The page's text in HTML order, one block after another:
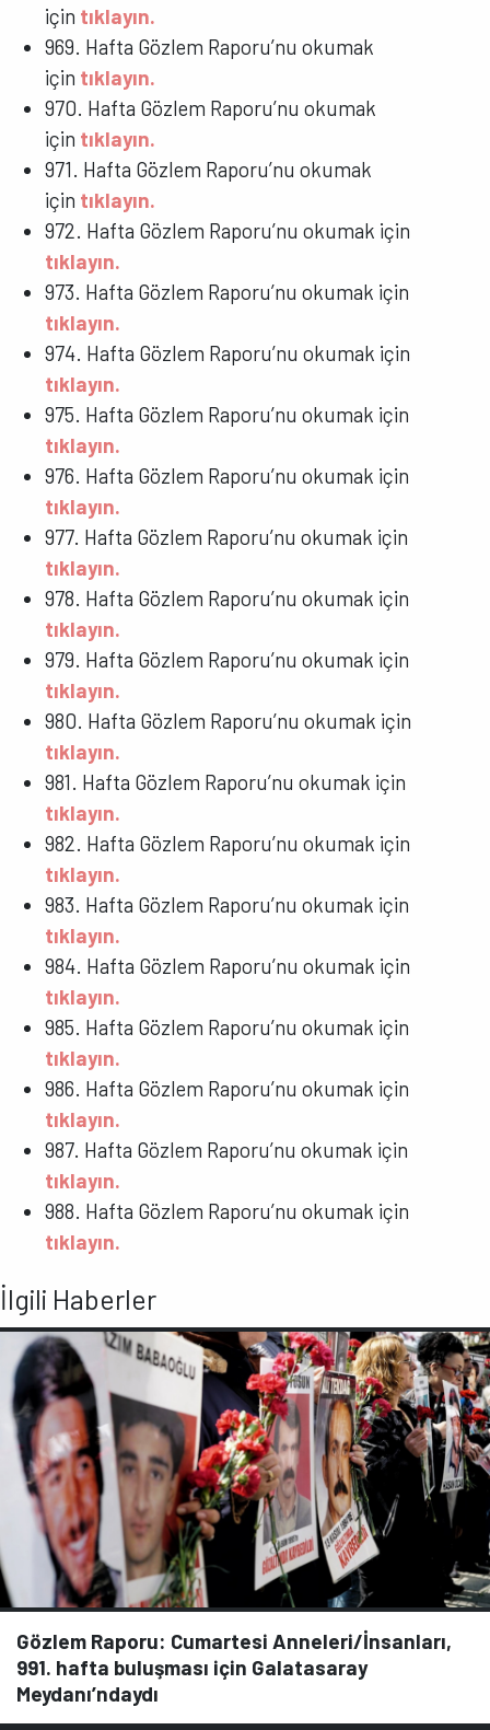
için tıklayın.
969. Hafta Gözlem Raporu’nu okumak
için tıklayın.
970. Hafta Gözlem Raporu’nu okumak
için tıklayın.
971. Hafta Gözlem Raporu’nu okumak
için tıklayın.
972. Hafta Gözlem Raporu’nu okumak için
tıklayın.
973. Hafta Gözlem Raporu’nu okumak için
tıklayın.
974. Hafta Gözlem Raporu’nu okumak için
tıklayın.
975. Hafta Gözlem Raporu’nu okumak için
tıklayın.
976. Hafta Gözlem Raporu’nu okumak için
tıklayın.
977. Hafta Gözlem Raporu’nu okumak için
tıklayın.
978. Hafta Gözlem Raporu’nu okumak için
tıklayın.
979. Hafta Gözlem Raporu’nu okumak için
tıklayın.
980. Hafta Gözlem Raporu’nu okumak için
tıklayın.
981. Hafta Gözlem Raporu’nu okumak için
tıklayın.
982. Hafta Gözlem Raporu’nu okumak için
tıklayın.
983. Hafta Gözlem Raporu’nu okumak için
tıklayın.
984. Hafta Gözlem Raporu’nu okumak için
tıklayın.
985. Hafta Gözlem Raporu’nu okumak için
tıklayın.
986. Hafta Gözlem Raporu’nu okumak için
tıklayın.
987. Hafta Gözlem Raporu’nu okumak için
tıklayın.
988. Hafta Gözlem Raporu’nu okumak için
tıklayın.
İlgili Haberler
Gözlem Raporu: Cumartesi Anneleri/İnsanları,
991. hafta buluşması için Galatasaray
Meydanı’ndaydı